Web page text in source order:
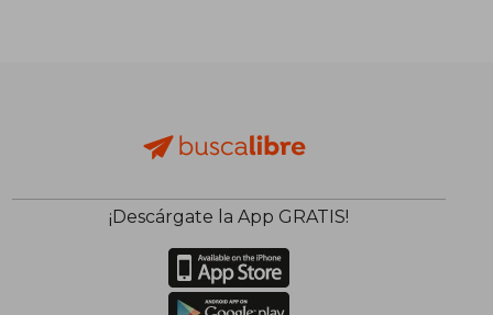
$ 104.942
$ 52.471
¡Descárgate la App GRATIS!